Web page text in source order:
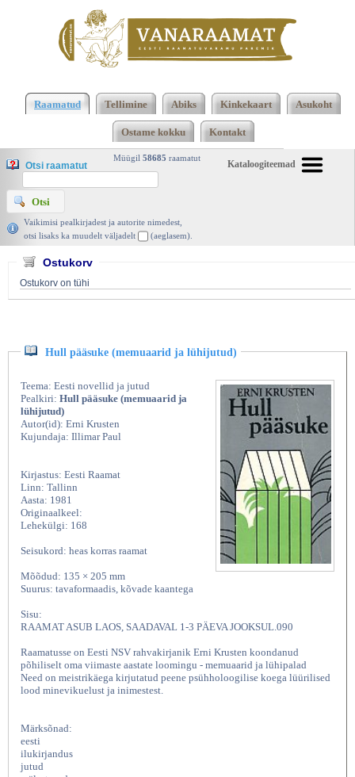
(memuaarid ja lühijutud), Erni Krusten, Eesti
Raamat 1981 | vanaraamat. ee
Raamatud Tellimine Abiks Kinkekaart Asukoht
Ostame kokku Kontakt
Kataloogiteemad
Müügil 58685 raamatut
Otsi raamatut
Vaikimisi pealkirjadest ja autorite nimedest,
otsi lisaks ka muudelt väljadelt
(aeglasem).
Ostukorv
Ostukorv on tühi
Hull pääsuke (memuaarid ja lühijutud)
Teema: Eesti novellid ja jutud
Pealkiri: Hull pääsuke (memuaarid ja
lühijutud)
Autor(id): Erni Krusten
Kujundaja: Illimar Paul
Kirjastus: Eesti Raamat
Linn: Tallinn
Aasta: 1981
Originaalkeel:
Lehekülgi: 168
Seisukord: heas korras raamat
Mõõdud: 135 × 205 mm
Suurus: tavaformaadis, kõvade kaantega
Sisu:
RAAMAT ASUB LAOS, SAADAVAL 1-3 PÄEVA JOOKSUL.090
Raamatusse on Eesti NSV rahvakirjanik Erni Krusten koondanud
põhiliselt oma viimaste aastate loomingu - memuaarid ja lühipalad
Need on meistrikäega kirjutatud peene psühholoogilise koega lüürilised
lood minevikuelust ja inimestest.
Märksõnad:
eesti
ilukirjandus
jutud